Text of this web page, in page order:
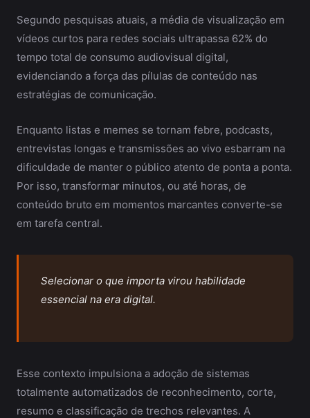
Segundo pesquisas atuais, a média de visualização em
vídeos curtos para redes sociais ultrapassa 62% do
tempo total de consumo audiovisual digital,
evidenciando a força das pílulas de conteúdo nas
estratégias de comunicação.
Enquanto listas e memes se tornam febre, podcasts,
entrevistas longas e transmissões ao vivo esbarram na
dificuldade de manter o público atento de ponta a ponta.
Por isso, transformar minutos, ou até horas, de
conteúdo bruto em momentos marcantes converte-se
em tarefa central.
Selecionar o que importa virou habilidade
essencial na era digital.
Esse contexto impulsiona a adoção de sistemas
totalmente automatizados de reconhecimento, corte,
resumo e classificação de trechos relevantes. A